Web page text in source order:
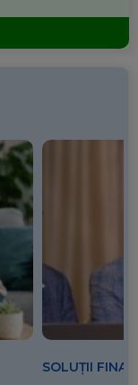
SOLUȚII